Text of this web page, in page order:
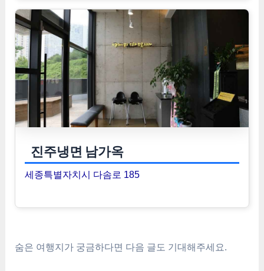
진주냉면 남가옥
세종특별자치시 다솜로 185
숨은 여행지가 궁금하다면 다음 글도 기대해주세요.